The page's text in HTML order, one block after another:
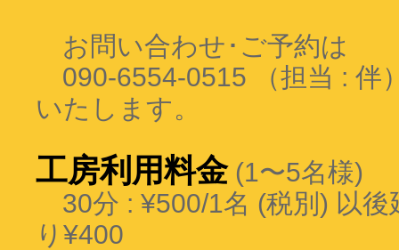
お問い合わせ･ご予約は
090-6554-0515 （担当 : 伴
いたします。
工房利用料金(1〜5名様)
30分 : ¥500/1名 (税別) 以後
り¥400